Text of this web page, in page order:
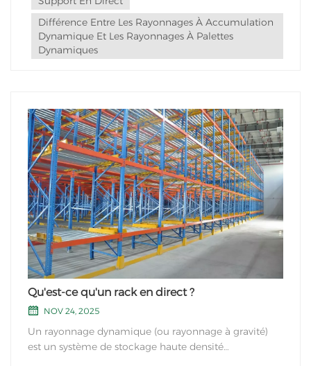
Différence Entre Les Rayonnages À Accumulation
Dynamique Et Les Rayonnages À Palettes
Dynamiques
Qu'est-ce qu'un rack en direct ?
NOV 24, 2025
Un rayonnage dynamique (ou rayonnage à gravité)
est un système de stockage haute densité